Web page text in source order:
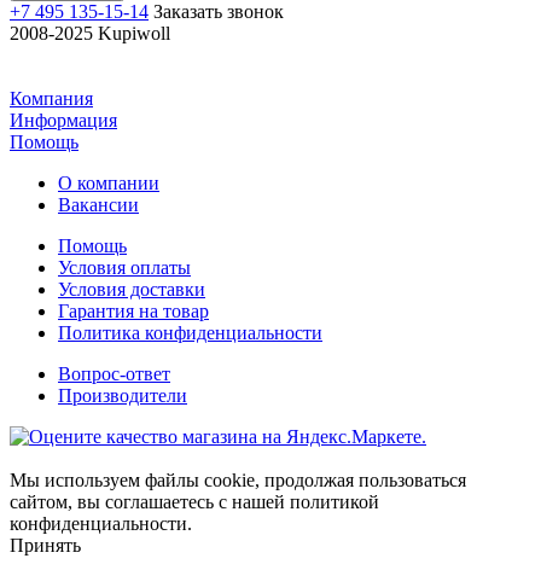
+7 495 135-15-14 Заказать звонок
2008-2025 Kupiwoll
Компания
Информация
Помощь
О компании
Вакансии
Помощь
Условия оплаты
Условия доставки
Гарантия на товар
Политика конфиденциальности
Вопрос-ответ
Производители
Мы используем файлы cookie, продолжая пользоваться
сайтом, вы соглашаетесь с нашей политикой
конфиденциальности.
Принять